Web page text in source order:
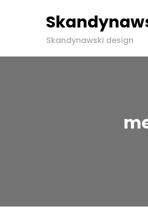
to
content
Skandynawski design